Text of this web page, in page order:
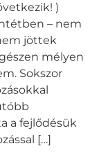
)
– nem
jöttek
mélyen
Sokszor
a fejlődésük
[…]